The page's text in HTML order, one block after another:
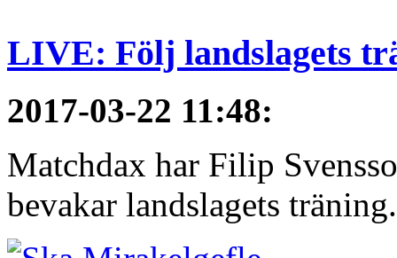
LIVE: Följ landslagets
2017-03-22 11:48:
Matchdax har Filip
bevakar landslagets